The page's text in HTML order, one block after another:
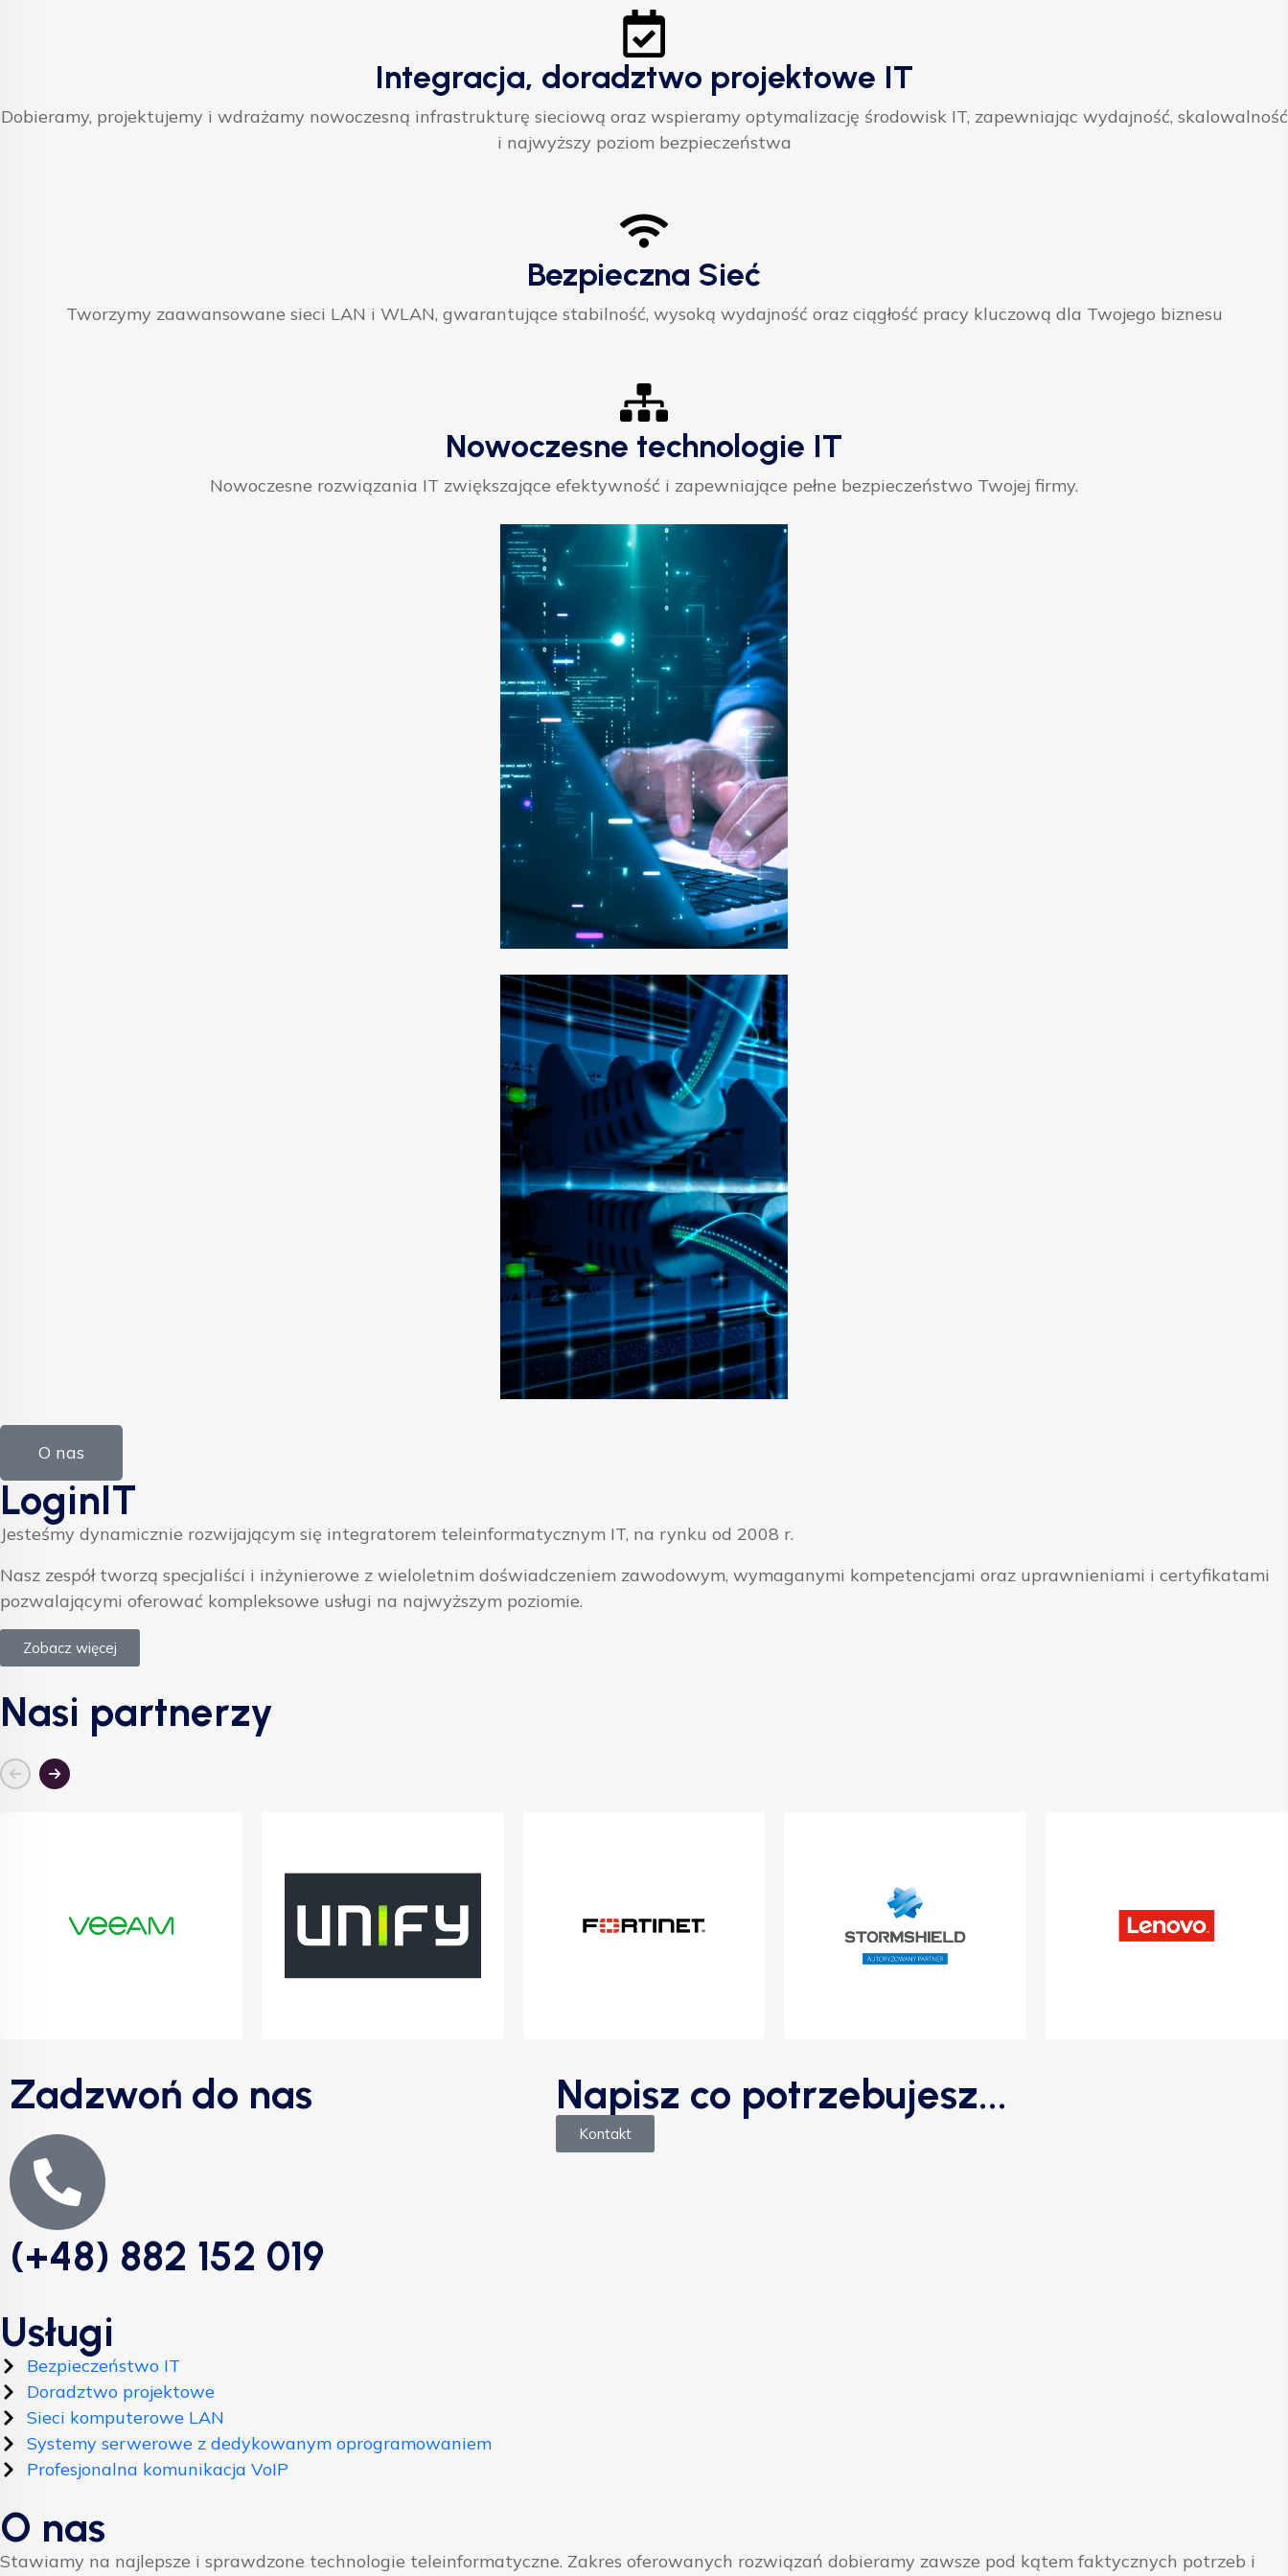
Integracja, doradztwo projektowe IT
Dobieramy, projektujemy i wdrażamy nowoczesną infrastrukturę sieciową oraz wspieramy optymalizację środowisk IT, zapewniając wydajność, skalowalność
i najwyższy poziom bezpieczeństwa
Bezpieczna Sieć
Tworzymy zaawansowane sieci LAN i WLAN, gwarantujące stabilność, wysoką wydajność oraz ciągłość pracy kluczową dla Twojego biznesu
Nowoczesne technologie IT
Nowoczesne rozwiązania IT zwiększające efektywność i zapewniające pełne bezpieczeństwo Twojej firmy.
O nas
LoginIT
Jesteśmy dynamicznie rozwijającym się integratorem teleinformatycznym IT, na rynku od 2008 r.
Nasz zespół tworzą specjaliści i inżynierowe z wieloletnim doświadczeniem zawodowym, wymaganymi kompetencjami oraz uprawnieniami i certyfikatami
pozwalającymi oferować kompleksowe usługi na najwyższym poziomie.
Zobacz więcej
Nasi partnerzy
Zadzwoń do nas
(+48) 882 152 019
Napisz co potrzebujesz...
Kontakt
Usługi
Bezpieczeństwo IT
Doradztwo projektowe
Sieci komputerowe LAN
Systemy serwerowe z dedykowanym oprogramowaniem
Profesjonalna komunikacja VoIP
O nas
Stawiamy na najlepsze i sprawdzone technologie teleinformatyczne. Zakres oferowanych rozwiązań dobieramy zawsze pod kątem faktycznych potrzeb i